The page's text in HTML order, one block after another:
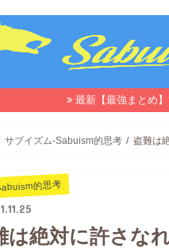
最新【最強まとめ
サブイズム-Sabuism的思考 盗難は
的思考
は絶対に許さな